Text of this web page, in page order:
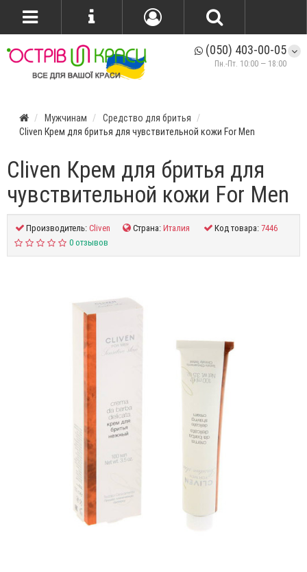
(050) 403-00-05
Пн.-Пт. 10:00 — 18:00
Мужчинам
Средство для бритья
Cliven Крем для бритья для чувствительной кожи For Men
Cliven Крем для бритья для
чувствительной кожи For Men
Производитель:Cliven Страна:Италия Код товара:7446
0 отзывов